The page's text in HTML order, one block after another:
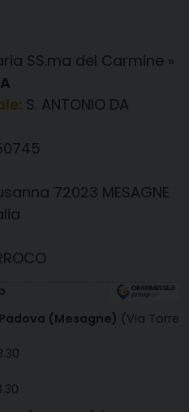
SS.ma del Carmine »
S. ANTONIO DA
72023 MESAGNE
(Mesagne) (Via Torre